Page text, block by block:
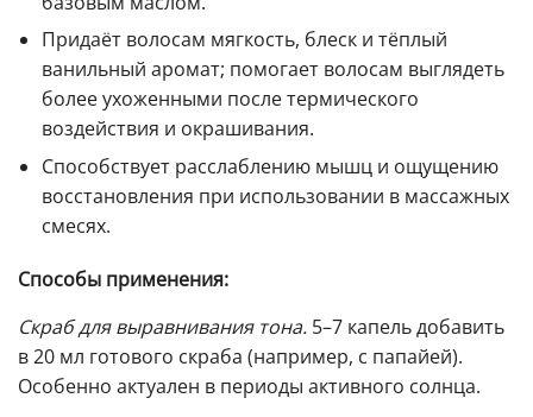
Придаёт волосам мягкость, блеск и тёплый
ванильный аромат; помогает волосам выглядеть
более ухоженными после термического
воздействия и окрашивания.
Способствует расслаблению мышц и ощущению
восстановления при использовании в массажных
смесях.
Способы применения:
Скраб для выравнивания тона. 5–7 капель добавить
в 20 мл готового скраба (например, с папайей).
Особенно актуален в периоды активного солнца.